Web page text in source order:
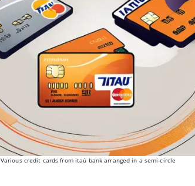
Various credit cards from itaú bank arranged in a semi-circle